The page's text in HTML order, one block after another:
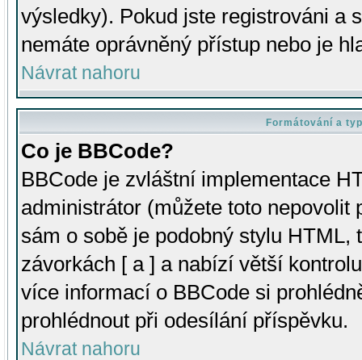
výsledky). Pokud jste registrováni a
nemáte oprávněný přístup nebo je
Návrat nahoru
Formátování a
Co je BBCode?
BBCode je zvláštní implementace
administrátor (můžete toto
sám o sobě je podobný stylu HTML,
závorkách [ a ] a nabízí větší
více informací o BBCode si
prohlédnout při odesílání příspěvku.
Návrat nahoru